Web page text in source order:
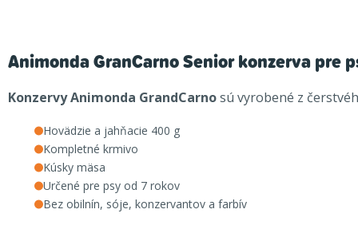
Animonda GranCarno Senior konzerva pre
Konzervy Animonda GrandCarnosú vyrobené z
Hovädzie a jahňacie 400 g
Kompletné krmivo
Kúsky mäsa
Určené pre psy od 7 rokov
Bez obilnín, sóje, konzervantov a farbív